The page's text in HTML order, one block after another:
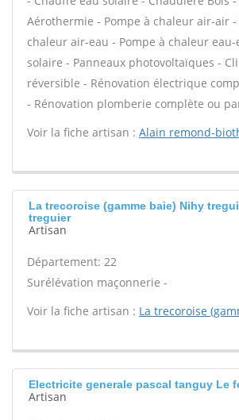
Aérothermie - Pompe à chaleur air-air -
chaleur air-eau - Pompe à chaleur
solaire - Panneaux photovoltaïques -
réversible - Rénovation électrique
- Rénovation plomberie complète ou
Voir la fiche artisan : Alain remond-
La trecoroise (gamme baie) Nihy
treguier
Artisan
Département: 22
Surélévation maçonnerie -
Voir la fiche artisan : La trecoroise
Electricite generale pascal tanguy Le
Artisan